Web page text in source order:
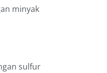
minyak
sulfur